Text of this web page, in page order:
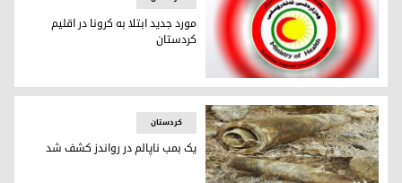
مورد جدید ابتلا به کرونا در اقلیم کردستان
مورد جدید ابتلا به کرونا در اقلیم
کردستان
كردستان
یک بمب ناپالم در رواندز کشف شد